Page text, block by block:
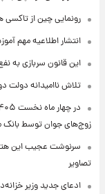
رونمایی چین از
انتشار اطلاعیه مهم
این قانون سربازی به
تلاش ناامیدانه‌ دولت
زوج‌های جوان توسط بانک
سرنوشت عجیب این هتل
تصاویر
ادعای جدید وزیر